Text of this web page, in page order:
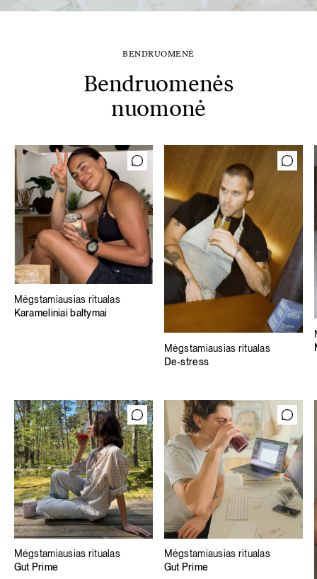
BENDRUOMENĖ
Bendruomenės
nuomonė
Mėgstamiausias ritualas
Karameliniai baltymai
Mėgstamiausias ritualas
De-stress
Mėgstamiausias ritualas
Gut Prime
Mėgstamiausias ritualas
Gut Prime